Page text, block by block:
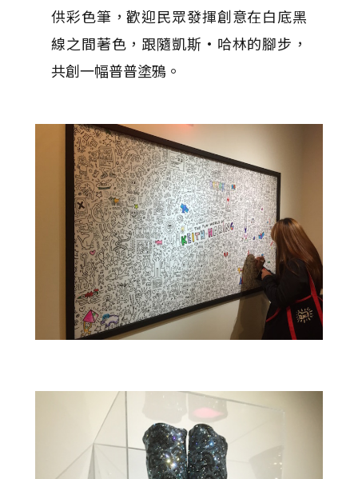
供彩色筆，歡迎民眾發揮創意在白底黑
線之間著色，跟隨凱斯·哈林的腳步，
共創一幅普普塗鴉。